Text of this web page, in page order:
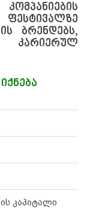
კომპანიების
ბრენდებს,
კაპიტალი